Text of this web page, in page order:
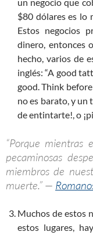
$80 dólares es lo
Estos negocios
dinero, entonces
hecho, varios de
inglés: “A good
good. Think
no es barato, y un
de entintarte!, o
“Porque mientras
pecaminosas
miembros de
muerte.” —
Muchos de estos
estos lugares,